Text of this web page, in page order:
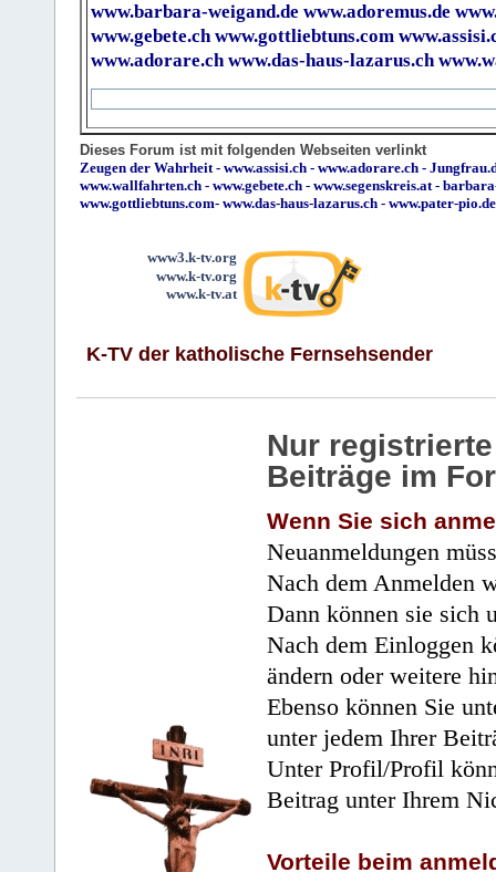
www.barbara-weigand.de www.adoremus.de
www.gebete.ch www.gottliebtuns.com
www.adorare.ch www.das-haus-lazarus.ch
Dieses Forum ist mit folgenden Webseiten verlinkt
Zeugen der Wahrheit - www.assisi.ch - www.adorare.ch -
www.wallfahrten.ch - www.gebete.ch - www.segenskreis.at -
www.gottliebtuns.com- www.das-haus-lazarus.ch - www.pater-pio.de
www3.k-tv.org
www.k-tv.org
www.k-tv.at
K-TV der katholische Fernsehsender
Nur
Beiträge im
Wenn Sie sich
Neuanmeldungen
Nach dem Anmelden
Dann können sie sich
Nach dem Einloggen
ändern oder weitere
Ebenso können Sie
unter jedem Ihrer
Unter Profil/Profil
Beitrag unter Ihrem
Vorteile beim